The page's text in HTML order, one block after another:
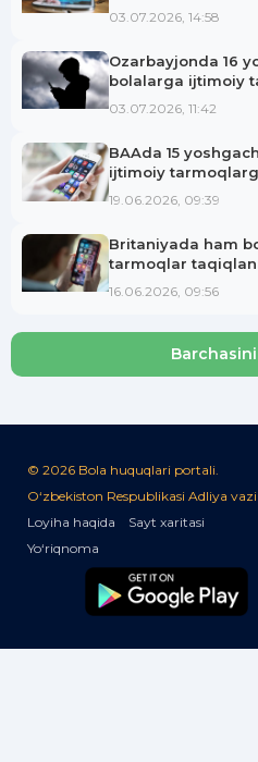
03.07.2026, 14:58
Ozarbayjonda 16
bolalarga ijtimoiy
03.07.2026, 11:42
BAAda 15
ijtimoiy
19.06.2026, 09:39
Britaniyada ham
tarmoqlar
16.06.2026, 09:56
© 2026 Bola huquqlari portali.
O‘zbekiston Respublikasi Adliya
Loyiha haqida
Sayt xaritasi
Yo‘riqnoma